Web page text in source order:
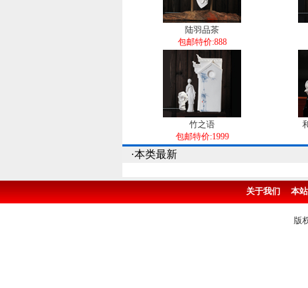
陆羽品茶
包邮特价:888
竹之语
包邮特价:1999
·本类最新
关于我们 本
版